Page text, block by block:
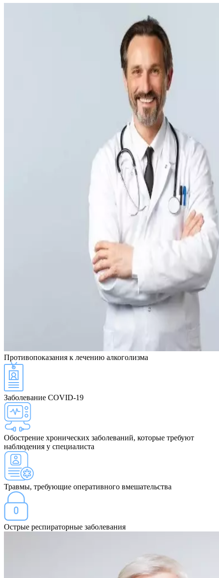
Противопоказания к лечению алкоголизма
Заболевание COVID-19
Обострение хронических заболеваний, которые требуют
наблюдения у специалиста
Травмы, требующие оперативного вмешательства
Острые респираторные заболевания